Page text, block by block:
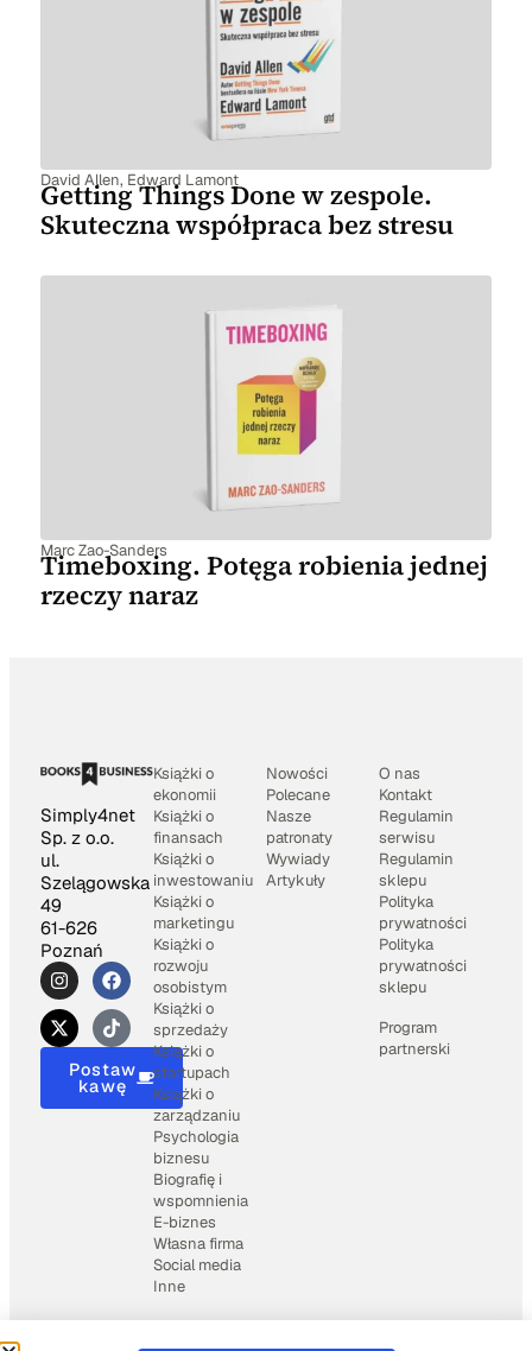
David Allen, Edward Lamont
Getting Things Done w zespole.
Skuteczna współpraca bez stresu
Marc Zao-Sanders
Timeboxing. Potęga robienia jednej
rzeczy naraz
Simply4net
Sp. z o.o.
ul.
Szelągowska
49
61-626
Poznań
Postaw
kawę
Książki o
ekonomii
Książki o
finansach
Książki o
inwestowaniu
Książki o
marketingu
Książki o
rozwoju
osobistym
Książki o
sprzedaży
Książki o
startupach
Książki o
zarządzaniu
Psychologia
biznesu
Biografię i
wspomnienia
E-biznes
Własna firma
Social media
Inne
Nowości
Polecane
Nasze
patronaty
Wywiady
Artykuły
O nas
Kontakt
Regulamin
serwisu
Regulamin
sklepu
Polityka
prywatności
Polityka
prywatności
sklepu
Program
partnerski
2025 © Books4business.pl Wspierane przezWeblio